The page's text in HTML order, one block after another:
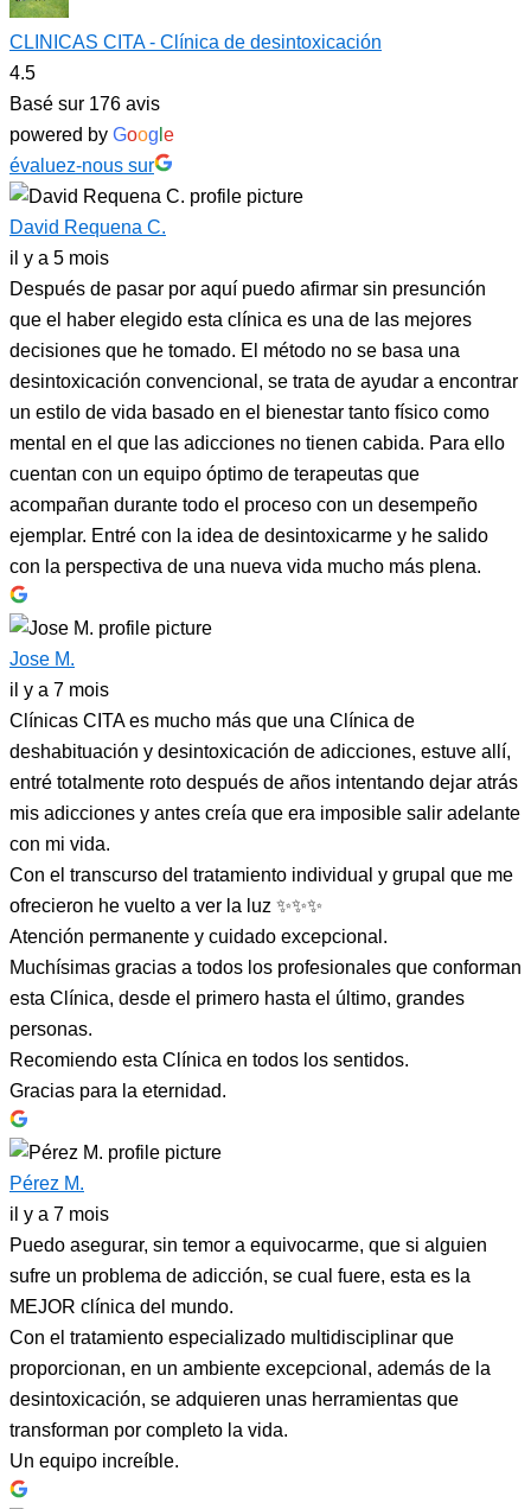
CLINICAS CITA - Clínica de desintoxicación
4.5
Basé sur 176 avis
powered by Goog e
évaluez-nous sur
David Requena C.
il y a 5 mois
Después de pasar por aquí puedo afirmar sin presunción
que el haber elegido esta clínica es una de las mejores
decisiones que he tomado. El método no se basa una
desintoxicación convencional, se trata de ayudar a encontrar
un estilo de vida basado en el bienestar tanto físico como
mental en el que las adicciones no tienen cabida. Para ello
cuentan con un equipo óptimo de terapeutas que
acompañan durante todo el proceso con un desempeño
ejemplar. Entré con la idea de desintoxicarme y he salido
con la perspectiva de una nueva vida mucho más plena.
Jose M.
il y a 7 mois
Clínicas CITA es mucho más que una Clínica de
deshabituación y desintoxicación de adicciones, estuve allí,
entré totalmente roto después de años intentando dejar atrás
mis adicciones y antes creía que era imposible salir adelante
con mi vida.
Con el transcurso del tratamiento individual y grupal que me
ofrecieron he vuelto a ver la luz ✨✨✨
Atención permanente y cuidado excepcional.
Muchísimas gracias a todos los profesionales que conforman
esta Clínica, desde el primero hasta el último, grandes
personas.
Recomiendo esta Clínica en todos los sentidos.
Gracias para la eternidad.
Pérez M.
il y a 7 mois
Puedo asegurar, sin temor a equivocarme, que si alguien
sufre un problema de adicción, se cual fuere, esta es la
MEJOR clínica del mundo.
Con el tratamiento especializado multidisciplinar que
proporcionan, en un ambiente excepcional, además de la
desintoxicación, se adquieren unas herramientas que
transforman por completo la vida.
Un equipo increíble.